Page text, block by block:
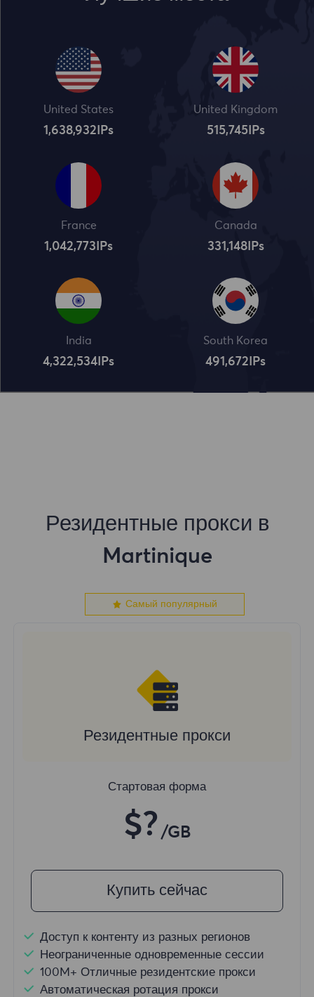
United States
1,638,932 IPs
United Kingdom
515,745IPs
France
1,042,773 IPs
Canada
331,148IPs
India
4,322,534 IPs
South Korea
491,672 IPs
Резидентные прокси в
Martinique
Самый популярный
Резидентные прокси
Стартовая форма
$? /GB
Купить сейчас
Доступ к контенту из разных регионов
Неограниченные одновременные сессии
100M+ Отличные резидентские прокси
Автоматическая ротация прокси